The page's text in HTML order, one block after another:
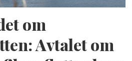
om
Avtalet om